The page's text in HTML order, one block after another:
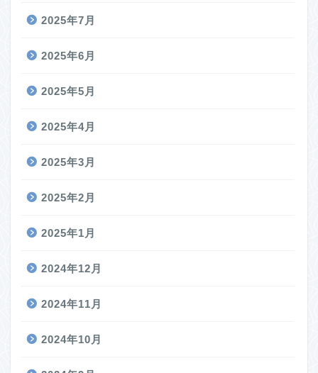
2025年7月
2025年6月
2025年5月
2025年4月
2025年3月
2025年2月
2025年1月
2024年12月
2024年11月
2024年10月